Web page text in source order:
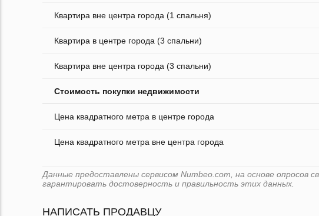
Квартира вне центра города (1 спальня)
Квартира в центре города (3 спальни)
Квартира вне центра города (3 спальни)
Стоимость покупки недвижимости
Цена квадратного метра в центре города
Цена квадратного метра вне центра города
Данные предоставлены сервисом Numbeo.com, на основе опросов
гарантировать достоверность и правильность этих данных.
НАПИСАТЬ ПРОДАВЦУ